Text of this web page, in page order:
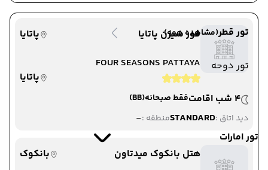
تور قطر(مشاهده همه)
تور دوحه
تور امارات
فور سیزن پاتایا
پاتایا
FOUR SEASONS PATTAYA
پاتایا
4 شب اقامت
فقط صبحانه(BB)
دید اتاق :STANDARDمنطقه :-
هتل بانکوک میدتاون بانکوک